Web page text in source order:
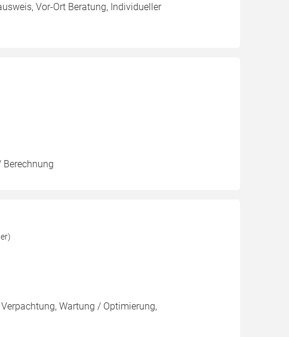
Vor-Ort Beratung, Individueller
Wartung / Optimierung,